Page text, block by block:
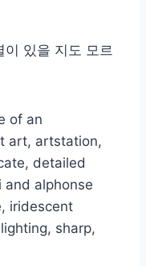
있을 지도 모르
of an
art, artstation,
detailed
alphonse
iridescent
sharp,